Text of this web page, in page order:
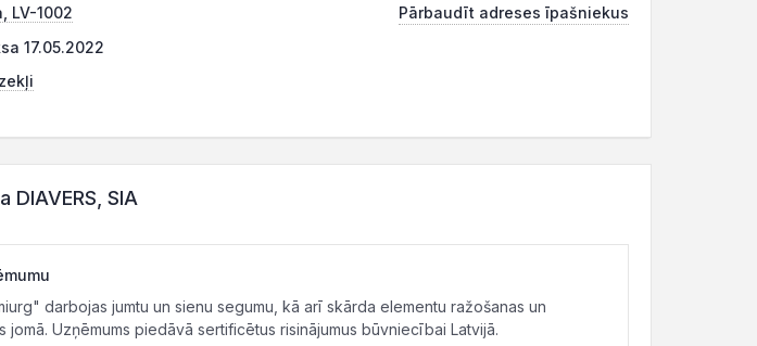
LV-1002
Pārbaudīt adreses īpašniekus
17.05.2022
SIA
darbojas jumtu un sienu segumu, kā arī skārda elementu ražošanas un
jomā. Uzņēmums piedāvā sertificētus risinājumus būvniecībai Latvijā.